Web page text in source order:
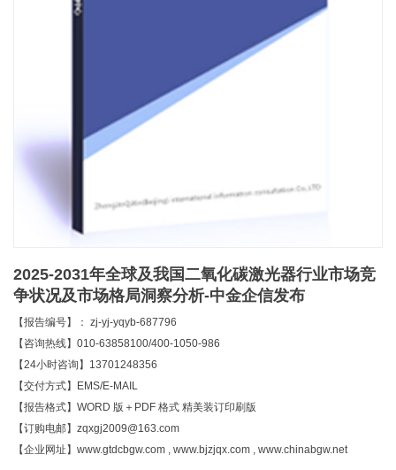
2025-2031年全球及我国二氧化碳激光器行业市场竞
争状况及市场格局洞察分析-中金企信发布
【报告编号】： zj-yj-yqyb-687796
【咨询热线】010-63858100/400-1050-986
【24小时咨询】13701248356
【交付方式】EMS/E-MAIL
【报告格式】WORD 版＋PDF 格式 精美装订印刷版
【订购电邮】zqxgj2009@163.com
【企业网址】www.gtdcbgw.com , www.bjzjqx.com , www.chinabgw.net